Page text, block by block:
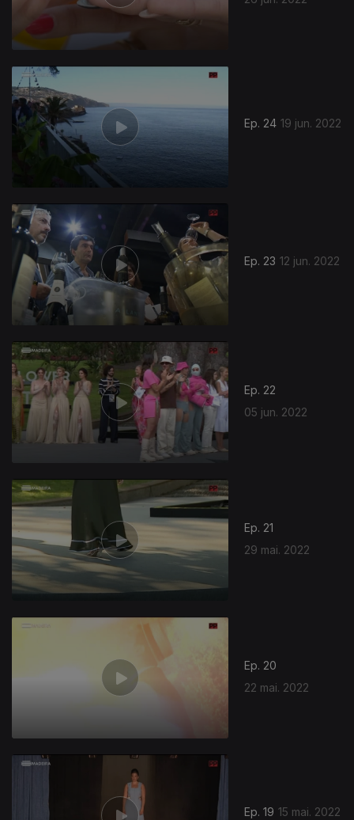
Ep. 24 19 jun. 2022
Ep. 23 12 jun. 2022
Ep. 22
05 jun. 2022
Ep. 21
29 mai. 2022
Ep. 20
22 mai. 2022
Ep. 19 15 mai. 2022